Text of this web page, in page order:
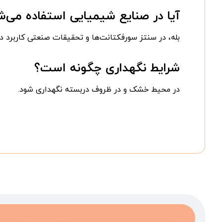
آیا در صنایع شیمیایی استفاده
بله، در سنتز سورفکتانت‌ها و تحقیقات صنعتی کاربرد
شرایط نگهداری چگونه است؟
در محیط خشک و در ظروف دربسته نگهداری شود.